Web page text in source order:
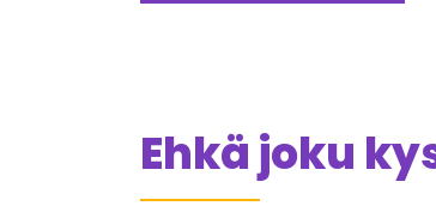
Ehkä joku